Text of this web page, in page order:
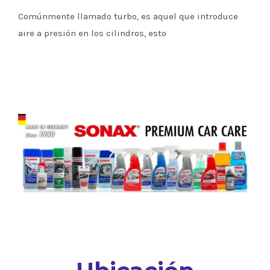
Comúnmente llamado turbo, es aquel que introduce
aire a presión en los cilindros, esto